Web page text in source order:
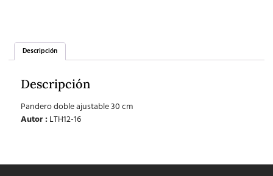
Descripción
Descripción
Pandero doble ajustable 30 cm
Autor :LTH12-16